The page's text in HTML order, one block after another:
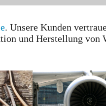
. Unsere Kunden
und Herstellung von